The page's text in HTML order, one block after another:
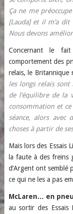
Ça ne me
[Lauda] et il m’a
Nous devons
Concernant le
comportement des
relais, le Britannique
les longs relais sont
de l’équilibre de la
consommation et
séance, alors avec
choses à partir de
Mais lors des Essais
la faute à des freins
d’Argent ont semblé
ce qui ne les a pas
McLaren… en
au sortir des Essais